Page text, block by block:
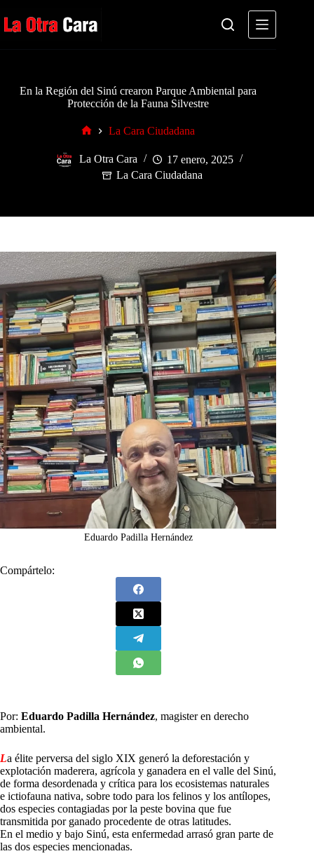
al
contenido
En la Región del Sinú crearon Parque Ambiental para
Protección de la Fauna Silvestre
La Cara Ciudadana
La Otra Cara
17 enero, 2025
La Cara Ciudadana
Eduardo Padilla Hernández
Compártelo:
Por: Eduardo Padilla Hernández, magister en derecho
ambiental.
La élite perversa del siglo XIX generó la deforestación y
explotación maderera, agrícola y ganadera en el valle del Sinú,
de forma desordenada y crítica para los ecosistemas naturales
e ictiofauna nativa, sobre todo para los felinos y los antílopes,
dos especies contagiadas por la peste bovina que fue
transmitida por ganado procedente de otras latitudes.
En el medio y bajo Sinú, esta enfermedad arrasó gran parte de
las dos especies mencionadas.